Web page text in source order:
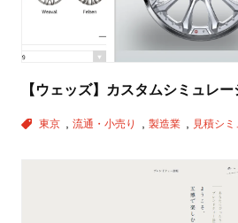
【ウェッズ】カスタムシミュレ
東京 流通・小売り 製造業 見積シ